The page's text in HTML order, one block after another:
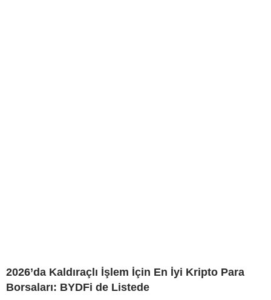
2026’da Kaldıraçlı İşlem İçin En İyi Kripto Para
Borsaları: BYDFi de Listede